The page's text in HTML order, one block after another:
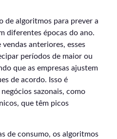
de algoritmos para prever a
diferentes épocas do ano.
vendas anteriores, esses
períodos de maior ou
que as empresas ajustem
de acordo. Isso é
sazonais, como
que têm picos
de consumo, os algoritmos